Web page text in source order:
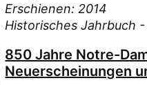
Erschienen: 2014
Historisches Jahrbuch -
850 Jahre Notre-
Neuerscheinungen